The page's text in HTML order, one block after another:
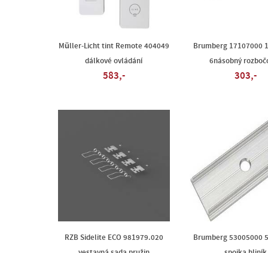
Müller-Licht tint Remote 404049
dálkové ovládání
583,-
Brumberg 17107000
6násobný
303,-
RZB Sidelite ECO 981979.020
Brumberg 53005000